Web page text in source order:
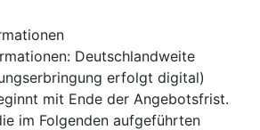
: Deutschlandweite
erfolgt digital)
mit Ende der Angebotsfrist.
im Folgenden aufgeführten